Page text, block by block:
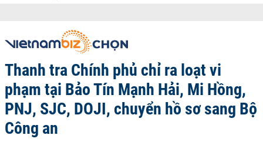
Thanh tra Chính phủ chỉ ra loạt vi
phạm tại Bảo Tín Mạnh Hải, Mi Hồng,
PNJ, SJC, DOJI, chuyển hồ sơ sang Bộ
Công an